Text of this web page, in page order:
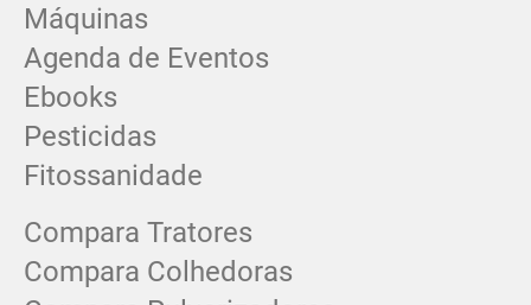
Máquinas
Agenda de Eventos
Ebooks
Pesticidas
Fitossanidade
Compara Tratores
Compara Colhedoras